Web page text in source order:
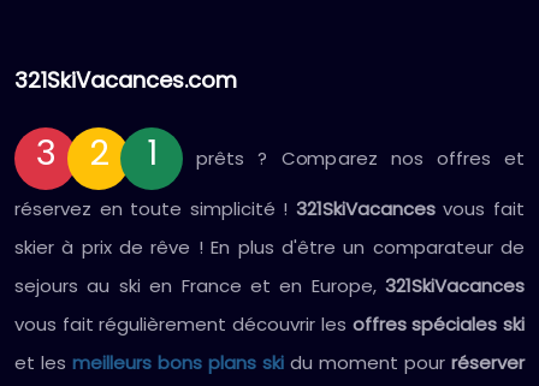
321SkiVacances.com
3 2 1
prêts ? Comparez nos offres et
réservez en toute simplicité ! 321SkiVacancesvous fait
skier à prix de rêve ! En plus d'être un comparateur de
sejours au ski en France et en Europe, 321SkiVacances
vous fait régulièrement découvrir les offres spéciales ski
et les meilleurs bons plans ski du moment pour réserver